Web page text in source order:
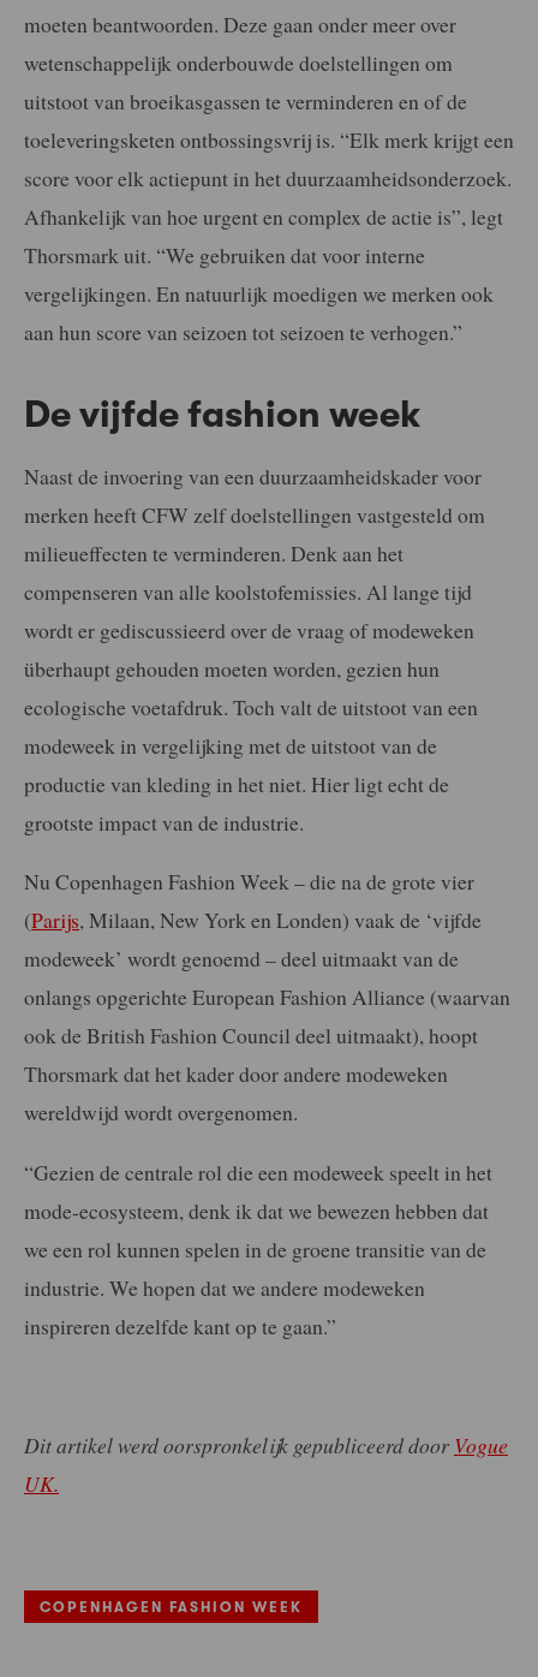
moeten beantwoorden. Deze gaan onder meer over
wetenschappelijk onderbouwde doelstellingen om
uitstoot van broeikasgassen te verminderen en of de
toeleveringsketen ontbossingsvrij is. “Elk merk krijgt een
score voor elk actiepunt in het duurzaamheidsonderzoek.
Afhankelijk van hoe urgent en complex de actie is”, legt
Thorsmark uit. “We gebruiken dat voor interne
vergelijkingen. En natuurlijk moedigen we merken ook
aan hun score van seizoen tot seizoen te verhogen.”
De vijfde fashion week
Naast de invoering van een duurzaamheidskader voor
merken heeft CFW zelf doelstellingen vastgesteld om
milieueffecten te verminderen. Denk aan het
compenseren van alle koolstofemissies. Al lange tijd
wordt er gediscussieerd over de vraag of modeweken
überhaupt gehouden moeten worden, gezien hun
ecologische voetafdruk. Toch valt de uitstoot van een
modeweek in vergelijking met de uitstoot van de
productie van kleding in het niet. Hier ligt echt de
grootste impact van de industrie.
Nu Copenhagen Fashion Week – die na de grote vier
(Parijs, Milaan, New York en Londen) vaak de ‘vijfde
modeweek’ wordt genoemd – deel uitmaakt van de
onlangs opgerichte European Fashion Alliance (waarvan
ook de British Fashion Council deel uitmaakt), hoopt
Thorsmark dat het kader door andere modeweken
wereldwijd wordt overgenomen.
“Gezien de centrale rol die een modeweek speelt in het
mode-ecosysteem, denk ik dat we bewezen hebben dat
we een rol kunnen spelen in de groene transitie van de
industrie. We hopen dat we andere modeweken
inspireren dezelfde kant op te gaan.”
Dit artikel werd oorspronkelijk gepubliceerd door Vogue
UK.
COPENHAGEN FASHION WEEK